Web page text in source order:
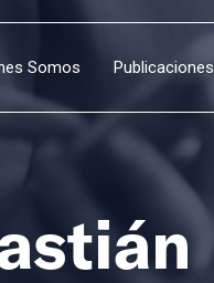
Somos Publicaciones